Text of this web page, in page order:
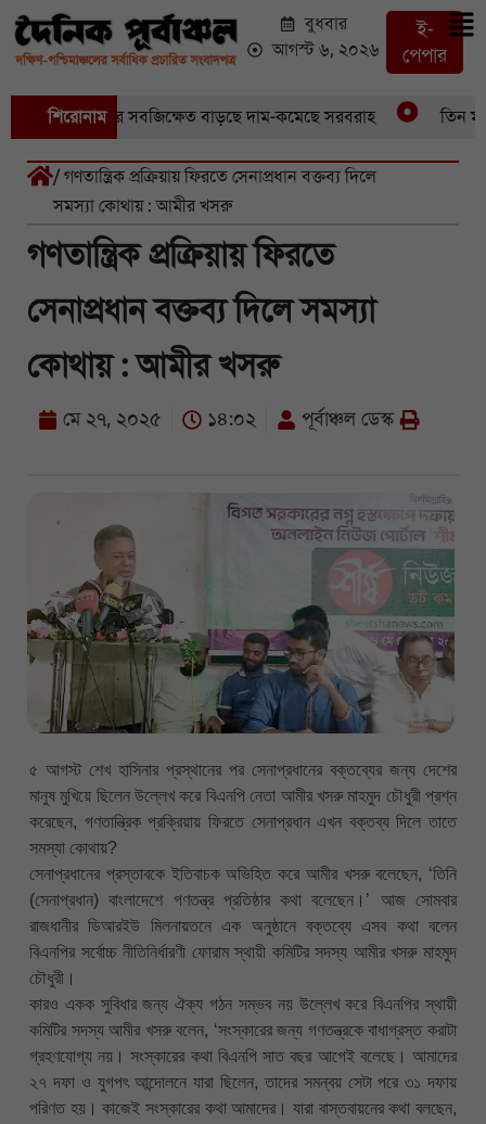
বুধবার
আগস্ট ৬, ২০২৬
ই-
পেপার
শিরোনাম
আড়াইশ হেক্টর সবজিক্ষেত বাড়ছে দাম-কমেছে সরবরাহ তিন মাস
/ গণতান্ত্রিক প্রক্রিয়ায় ফিরতে সেনাপ্রধান বক্তব্য দিলে
সমস্যা কোথায় : আমীর খসরু
গণতান্ত্রিক প্রক্রিয়ায় ফিরতে
সেনাপ্রধান বক্তব্য দিলে সমস্যা
কোথায় : আমীর খসরু
মে ২৭, ২০২৫ ১৪:০২ পূর্বাঞ্চল ডেস্ক
৫ আগস্ট শেখ হাসিনার প্রস্থানের পর সেনাপ্রধানের বক্তব্যের জন্য দেশের
মানুষ মুখিয়ে ছিলেন উল্লেখ করে বিএনপি নেতা আমীর খসরু মাহমুদ চৌধুরী প্রশ্ন
করেছেন, গণতান্ত্রিক প্রক্রিয়ায় ফিরতে সেনাপ্রধান এখন বক্তব্য দিলে তাতে
সমস্যা কোথায়?
সেনাপ্রধানের প্রস্তাবকে ইতিবাচক অভিহিত করে আমীর খসরু বলেছেন, ‘তিনি
(সেনাপ্রধান) বাংলাদেশে গণতন্ত্র প্রতিষ্ঠার কথা বলেছেন।’ আজ সোমবার
রাজধানীর ডিআরইউ মিলনায়তনে এক অনুষ্ঠানে বক্তব্যে এসব কথা বলেন
বিএনপির সর্বোচ্চ নীতিনির্ধারণী ফোরাম স্থায়ী কমিটির সদস্য আমীর খসরু মাহমুদ
চৌধুরী।
কারও একক সুবিধার জন্য ঐক্য গঠন সম্ভব নয় উল্লেখ করে বিএনপির স্থায়ী
কমিটির সদস্য আমীর খসরু বলেন, ‘সংস্কারের জন্য গণতন্ত্রকে বাধাগ্রস্ত করাটা
গ্রহণযোগ্য নয়। সংস্কারের কথা বিএনপি সাত বছর আগেই বলেছে। আমাদের
২৭ দফা ও যুগপৎ আন্দোলনে যারা ছিলেন, তাদের সমন্বয় সেটা পরে ৩১ দফায়
পরিণত হয়। কাজেই সংস্কারের কথা আমাদের। যারা বাস্তবায়নের কথা বলছেন,